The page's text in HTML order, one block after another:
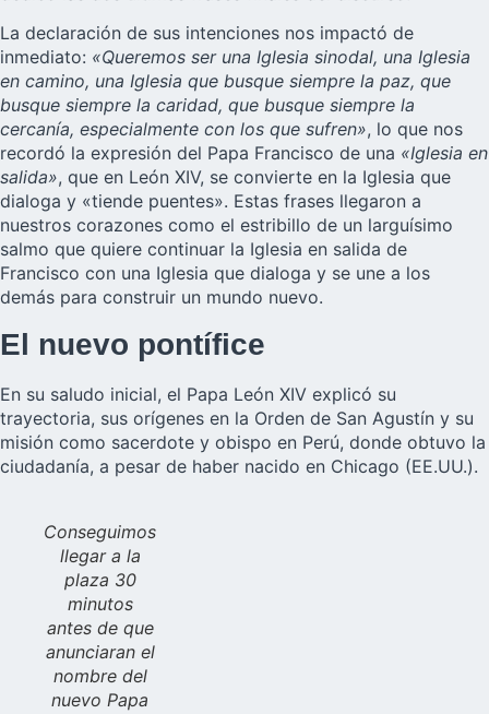
La declaración de sus intenciones nos impactó de
inmediato: «Queremos ser una Iglesia sinodal, una Iglesia
en camino, una Iglesia que busque siempre la paz, que
busque siempre la caridad, que busque siempre la
cercanía, especialmente con los que sufren», lo que nos
recordó la expresión del Papa Francisco de una «Iglesia en
salida», que en León XIV, se convierte en la Iglesia que
dialoga y «tiende puentes». Estas frases llegaron a
nuestros corazones como el estribillo de un larguísimo
salmo que quiere continuar la Iglesia en salida de
Francisco con una Iglesia que dialoga y se une a los
demás para construir un mundo nuevo.
El nuevo pontífice
En su saludo inicial, el Papa León XIV explicó su
trayectoria, sus orígenes en la Orden de San Agustín y su
misión como sacerdote y obispo en Perú, donde obtuvo la
ciudadanía, a pesar de haber nacido en Chicago (EE.UU.).
Conseguimos
llegar a la
plaza 30
minutos
antes de que
anunciaran el
nombre del
nuevo Papa